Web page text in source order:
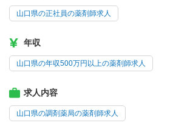
山口県の正社員の薬剤師求人
年収
山口県の年収500万円以上の薬剤師求人
求人内容
山口県の調剤薬局の薬剤師求人